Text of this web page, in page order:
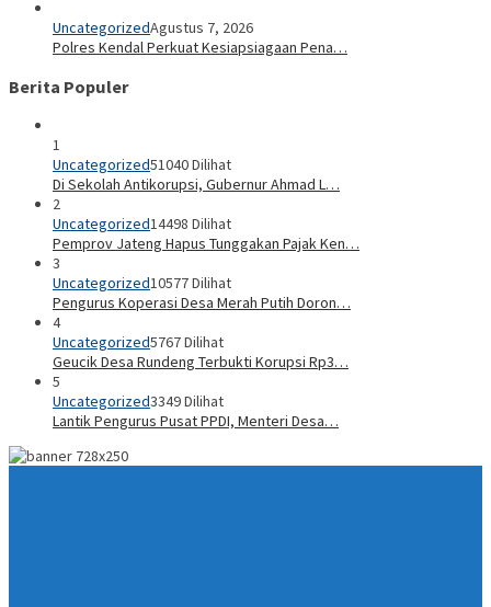
UncategorizedAgustus 7, 2026
Polres Kendal Perkuat Kesiapsiagaan Pena…
Berita Populer
1
Uncategorized51040 Dilihat
Di Sekolah Antikorupsi, Gubernur Ahmad L…
2
Uncategorized14498 Dilihat
Pemprov Jateng Hapus Tunggakan Pajak Ken…
3
Uncategorized10577 Dilihat
Pengurus Koperasi Desa Merah Putih Doron…
4
Uncategorized5767 Dilihat
Geucik Desa Rundeng Terbukti Korupsi Rp3…
5
Uncategorized3349 Dilihat
Lantik Pengurus Pusat PPDI, Menteri Desa…